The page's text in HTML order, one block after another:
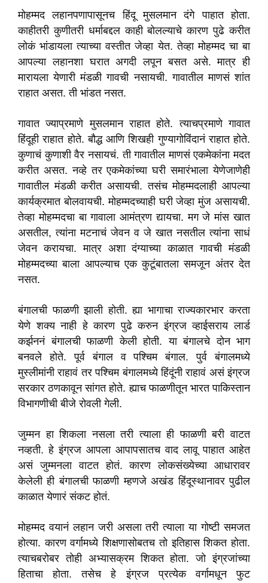
मोहम्मद लहानपणापासूनच हिंदू मुसलमान दंगे पाहात होता.
काहीतरी कुणीतरी धर्माबद्दल काही बोलल्याचे कारण पुढे करीत
लोकं भांडायला त्याच्या वस्तीत जेव्हा येत. तेव्हा मोहम्मद चा बा
आपल्या लहानशा घरात अगदी लपून बसत असे. मात्र ही
मारायला येणारी मंडळी गावची नसायची. गावातील माणसं शांत
राहात असत. ती भांडत नसत.
गावात ज्याप्रमाणे मुसलमान राहात होते. त्याचप्रमाणे गावात
हिंदूही राहात होते. बौद्ध आणि शिखही गुण्यागोविंदानं राहात होते.
कुणाचं कुणाशी वैर नसायचं. ती गावातील माणसं एकमेकांना मदत
करीत असत. नव्हे तर एकमेकांच्या घरी समारंभाला येणेजाणेही
गावातील मंडळी करीत असायची. तसंच मोहम्मदलाही आपल्या
कार्यक्रमात बोलवायची. मोहम्मदच्याही घरी जेव्हा मुंज असायची.
तेव्हा मोहम्मदचा बा गावाला आमंत्रण द्यायचा. मग जे मांस खात
असतील, त्यांना मटनाचं जेवन व जे खात नसतील त्यांना साधं
जेवन करायचा. मात्र अशा दंग्याच्या काळात गावची मंडळी
मोहम्मदच्या बाला आपल्याच एक कुटूंबातला समजून अंतर देत
नसत.
बंगालची फाळणी झाली होती. ह्या भागाचा राज्यकारभार करता
येणे शक्य नाही हे कारण पुढे करुन इंग्रज व्हाईसराय लार्ड
कर्झननं बंगालची फाळणी केली होती. या बंगालचे दोन भाग
बनवले होते. पूर्व बंगाल व पश्चिम बंगाल. पुर्व बंगालमध्ये
मुस्लीमांनी राहावं तर पश्चिम बंगालमध्ये हिंदूंनी राहावं असं इंग्रज
सरकार ठणकावून सांगत होते. ह्याच फाळणीतून भारत पाकिस्तान
विभागणीची बीजे रोवली गेली.
जुम्मन हा शिकला नसला तरी त्याला ही फाळणी बरी वाटत
नव्हती. हे इंग्रज आपला आपापसातच वाद लावू पाहात आहेत
असं जुम्मनला वाटत होतं. कारण लोकसंख्येच्या आधारावर
केलेली ही बंगालची फाळणी म्हणजे अखंड हिंदूस्थानावर पुढील
काळात येणारं संकट होतं.
मोहम्मद वयानं लहान जरी असला तरी त्याला या गोष्टी समजत
होत्या. कारण वर्गामध्ये शिक्षणासोबतच तो इतिहास शिकत होता.
त्याचबरोबर तोही अभ्यासक्रम शिकत होता. जो इंग्रजांच्या
हिताचा होता. तसेच हे इंग्रज प्रत्येक वर्गामधून फुट